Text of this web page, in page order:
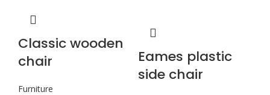
Classic wooden
chair
Furniture
Eames plastic
side chair